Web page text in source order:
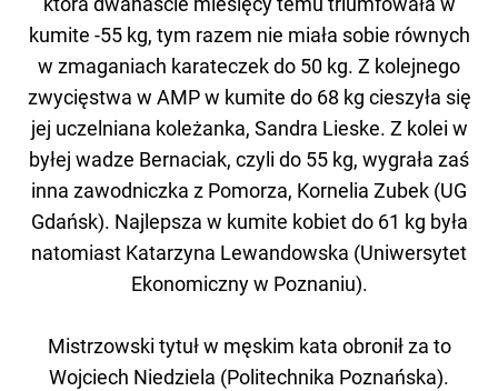
kumite -55 kg, tym razem nie miała sobie równych
w zmaganiach karateczek do 50 kg. Z kolejnego
zwycięstwa w AMP w kumite do 68 kg cieszyła się
jej uczelniana koleżanka, Sandra Lieske. Z kolei w
byłej wadze Bernaciak, czyli do 55 kg, wygrała zaś
inna zawodniczka z Pomorza, Kornelia Zubek (UG
Gdańsk). Najlepsza w kumite kobiet do 61 kg była
natomiast Katarzyna Lewandowska (Uniwersytet
Ekonomiczny w Poznaniu).
Mistrzowski tytuł w męskim kata obronił za to
Wojciech Niedziela (Politechnika Poznańska).